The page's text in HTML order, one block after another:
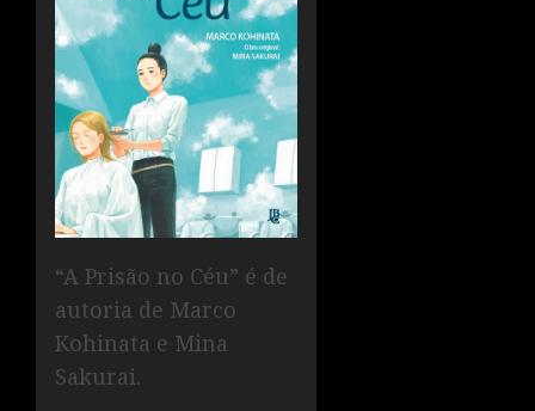
“A Prisão no Céu” é de
autoria de Marco
Kohinata e Mina
Sakurai.